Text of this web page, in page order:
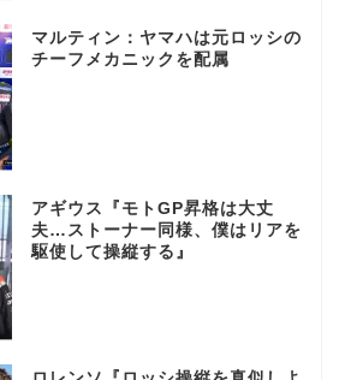
マルティン：ヤマハは元ロッシの
チーフメカニックを配属
アギウス『モトGP昇格は大丈
夫…ストーナー同様、僕はリアを
駆使して操縦する』